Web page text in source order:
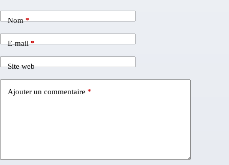
Nom*
E-mail*
Site web
Ajouter un commentaire *